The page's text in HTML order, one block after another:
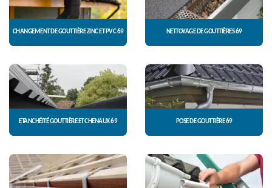
CHANGEMENT DE GOUTTIÈRE ZINC ET PVC 69 NETTOYAGE DE GOUTTIÈRES 69
ETANCHÉITÉ GOUTTIÈRE ET CHENAUX 69 POSE DE GOUTTIÈRE 69